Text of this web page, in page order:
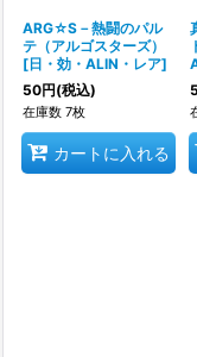
ARG☆S－熱闘のパル
テ（アルゴスターズ）
[日・効・ALIN・レア]
50円(税込)
在庫数 7枚
カートに入れる